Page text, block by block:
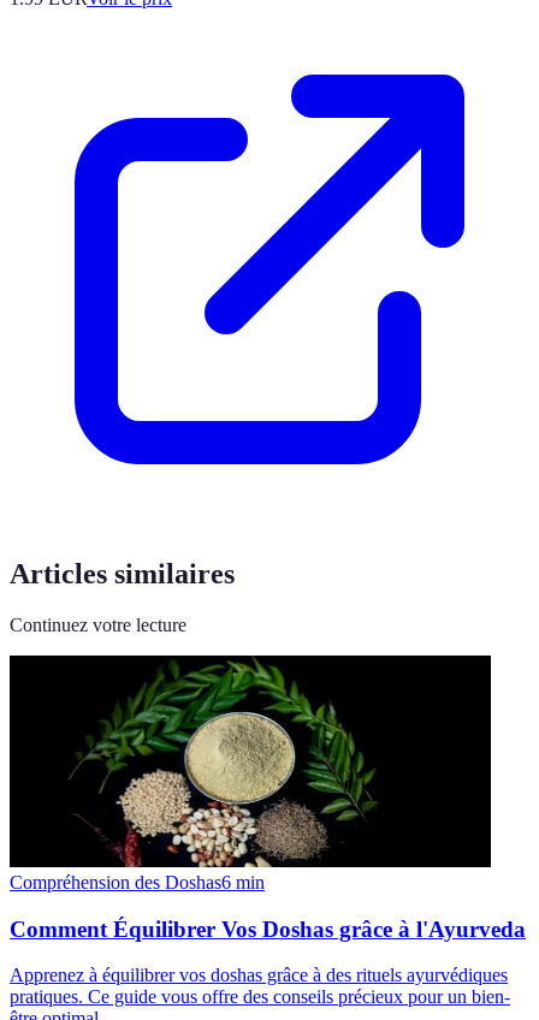
Articles similaires
Continuez votre lecture
Compréhension des Doshas6 min
Comment Équilibrer Vos Doshas grâce à l'Ayurveda
Apprenez à équilibrer vos doshas grâce à des rituels ayurvédiques
pratiques. Ce guide vous offre des conseils précieux pour un bien-